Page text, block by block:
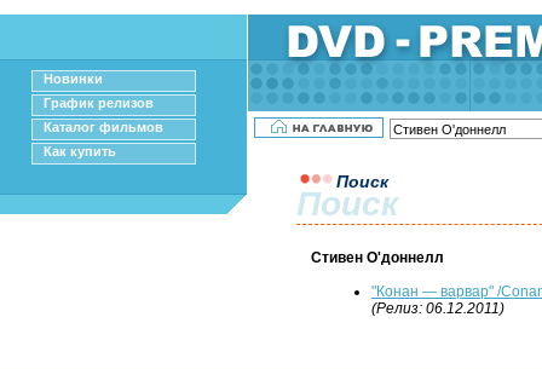
Новинки
График релизов
Каталог фильмов
Как купить
Поиск
Поиск
Стивен О'доннелл
"Конан — варвар" /
(Релиз: 06.12.2011)